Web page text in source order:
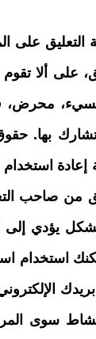
التعليق
على ألا
محرض،
بها.
من صاحب
يؤدي إلى
استخدام
سوى